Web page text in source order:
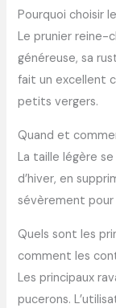
Pourquoi choisir
Le prunier reine-
généreuse, sa
fait un excellent
petits vergers.
Quand et
La taille légère
d’hiver, en
sévèrement
Quels sont les
comment les
Les principaux
pucerons.